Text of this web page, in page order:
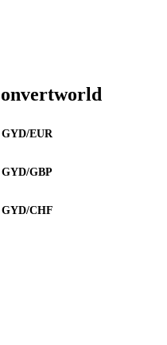
GYD/EUR
GYD/GBP
GYD/CHF